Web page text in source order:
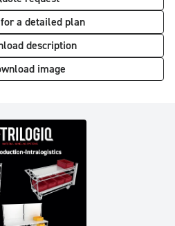
a detailed plan
description
image